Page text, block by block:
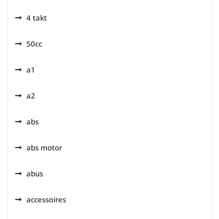
4 takt
50cc
a1
a2
abs
abs motor
abus
accessoires